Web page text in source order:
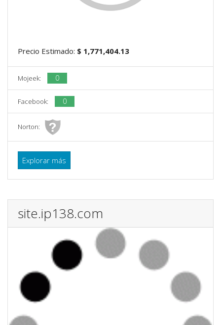
Precio Estimado: $ 1,771,404.13
Mojeek: 0
Facebook: 0
Norton:
Explorar más
site.ip138.com